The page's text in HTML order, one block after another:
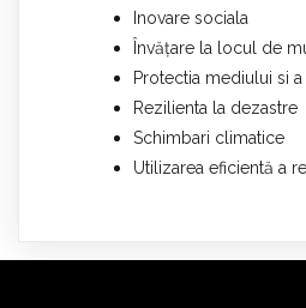
Inovare sociala
Învățare la locul de
Protectia mediului si
Rezilienta la dezastre
Schimbari climatice
Utilizarea eficientă a